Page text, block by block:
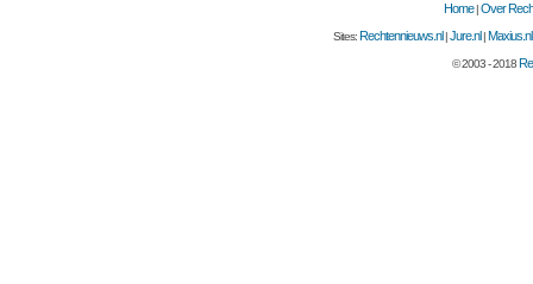
Home|Over
Sites:Rechtennieuws.nl |Jure.nl |Maxius.nl
© 2003 - 2018